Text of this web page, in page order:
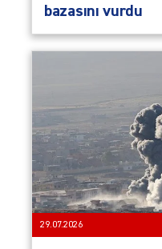
bazasını vurdu
29.07.2026